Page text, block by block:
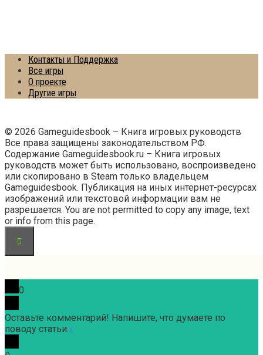
Контакты и Поддержка
Все игры
О проекте
Другие игры
© 2026 Gameguidesbook – Книга игровых руководств
Все права защищены законодательством РФ.
Содержание Gameguidesbook.ru – Книга игровых
руководств может быть использовано, воспроизведено
или скопировано в Steam только владельцем
Gameguidesbook. Публикация на иных интернет-ресурсах
изображений или текстовой информации вам не
разрешается. You are not permitted to copy any image, text
or info from this page.
0
Оставьте комментарий! Напишите, что думаете по
поводу статьи. x